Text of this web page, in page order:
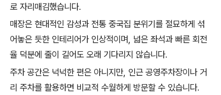
로 자리매김했습니다.
매장은 현대적인 감성과 전통 중국집 분위기를 절묘하게 섞
어놓은 듯한 인테리어가 인상적이며, 넓은 좌석과 빠른 회전
율 덕분에 줄이 길어도 오래 기다리지 않습니다.
주차 공간은 넉넉한 편은 아니지만, 인근 공영주차장이나 거
리 주차를 활용하면 비교적 수월하게 방문할 수 있습니다.